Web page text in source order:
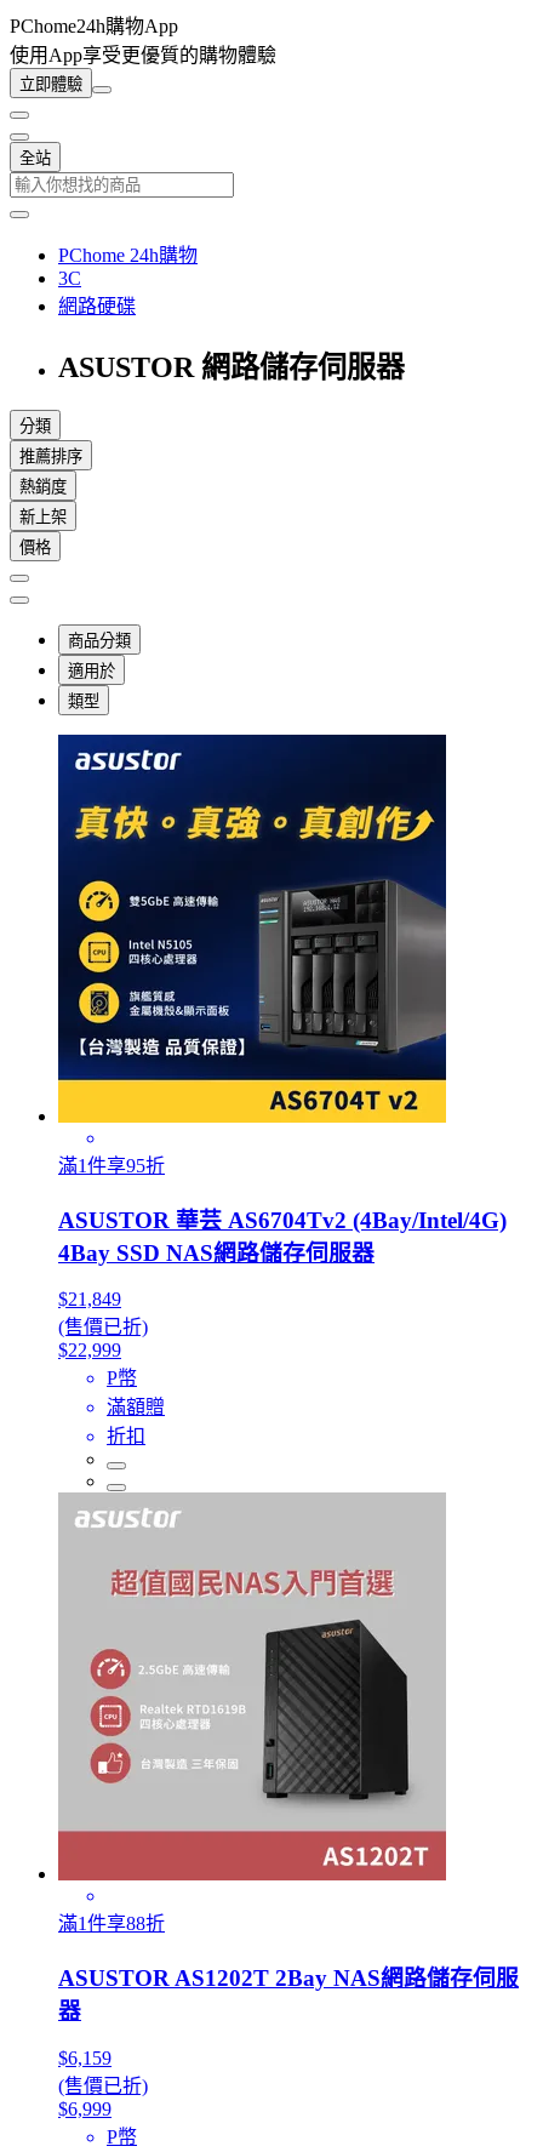
PChome24h購物App
使用App享受更優質的購物體驗
立即體驗
全站
PChome 24h購物
3C
網路硬碟
ASUSTOR 網路儲存伺服器
分類
推薦排序
熱銷度
新上架
價格
商品分類
適用於
類型
滿1件享95折
ASUSTOR 華芸 AS6704Tv2 (4Bay/Intel/4G)
4Bay SSD NAS網路儲存伺服器
$21,849
(售價已折)
$22,999
P幣
滿額贈
折扣
滿1件享88折
ASUSTOR AS1202T 2Bay NAS網路儲存伺服
器
$6,159
(售價已折)
$6,999
P幣